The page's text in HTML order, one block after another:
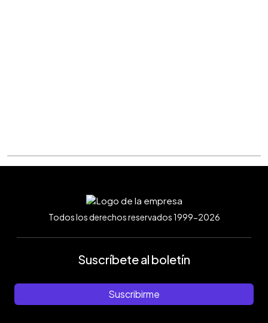
Todos los derechos reservados 1999-2026
Suscríbete al boletín
Suscribirme